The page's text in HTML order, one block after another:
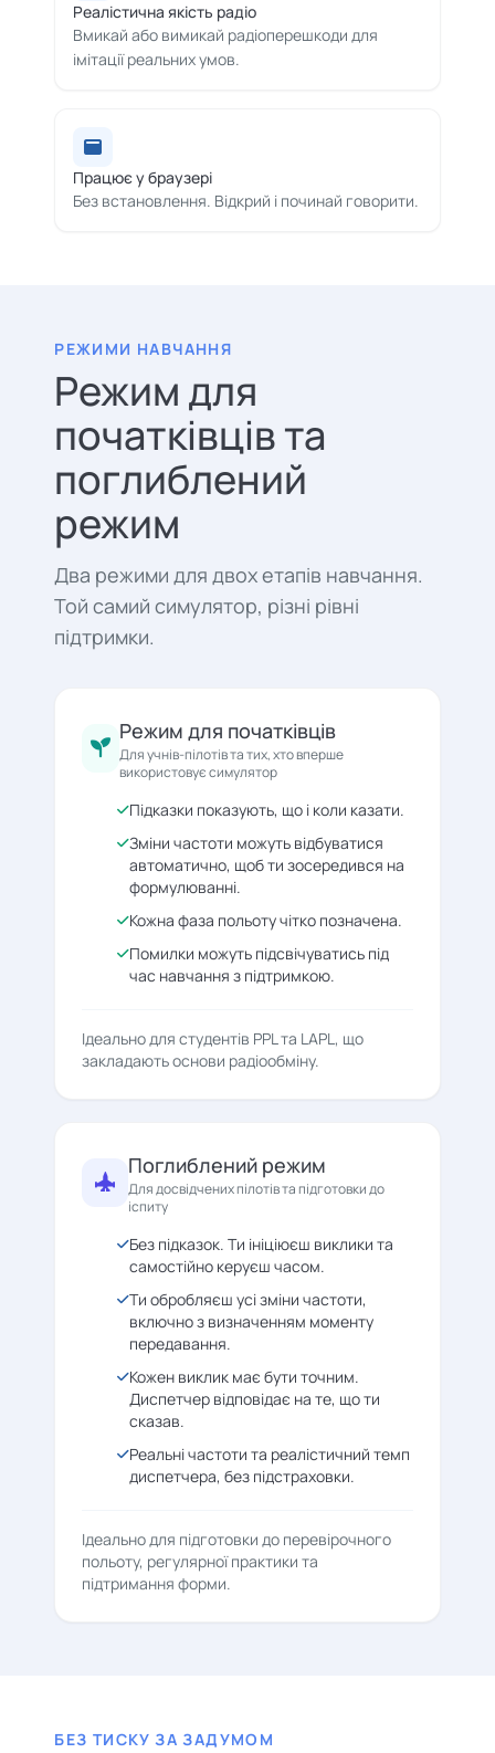
Реалістична якість радіо
Вмикай або вимикай радіоперешкоди для
імітації реальних умов.
Працює у браузері
Без встановлення. Відкрий і починай говорити.
РЕЖИМИ НАВЧАННЯ
Режим для
початківців та
поглиблений
режим
Два режими для двох етапів навчання.
Той самий симулятор, різні рівні
підтримки.
Режим для початківців
Для учнів-пілотів та тих, хто вперше
використовує симулятор
Підказки показують, що і коли казати.
Зміни частоти можуть відбуватися
автоматично, щоб ти зосередився на
формулюванні.
Кожна фаза польоту чітко позначена.
Помилки можуть підсвічуватись під
час навчання з підтримкою.
Ідеально для студентів PPL та LAPL, що
закладають основи радіообміну.
Поглиблений режим
Для досвідчених пілотів та підготовки до
іспиту
Без підказок. Ти ініціюєш виклики та
самостійно керуєш часом.
Ти обробляєш усі зміни частоти,
включно з визначенням моменту
передавання.
Кожен виклик має бути точним.
Диспетчер відповідає на те, що ти
сказав.
Реальні частоти та реалістичний темп
диспетчера, без підстраховки.
Ідеально для підготовки до перевірочного
польоту, регулярної практики та
підтримання форми.
БЕЗ ТИСКУ ЗА ЗАДУМОМ